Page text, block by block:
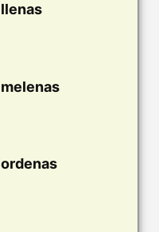
llenas
melenas
ordenas